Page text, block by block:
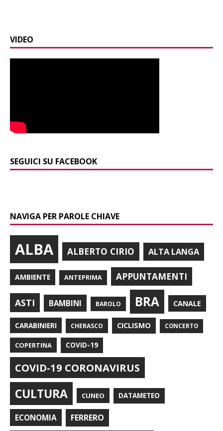
VIDEO
SEGUICI SU FACEBOOK
NAVIGA PER PAROLE CHIAVE
ALBA ALBERTO CIRIO ALTA LANGA
AMBIENTE ANTEPRIMA APPUNTAMENTI
ASTI BAMBINI BAROLO BRA CANALE
CARABINIERI CHERASCO CICLISMO CONCERTO
COPERTINA COVID-19
COVID-19 CORONAVIRUS
CULTURA CUNEO DATAMETEO
ECONOMIA FERRERO